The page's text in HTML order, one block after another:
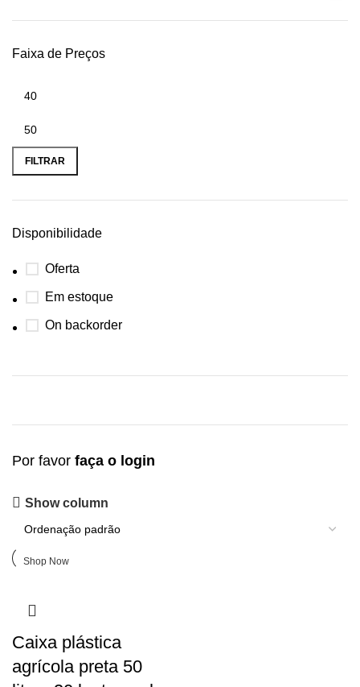
Faixa de Preços
FILTRAR
Disponibilidade
Oferta
Em estoque
On backorder
Por favor faça o login
Upholstered chair
Shop Now
Show column
Caixa plástica
agrícola preta 50